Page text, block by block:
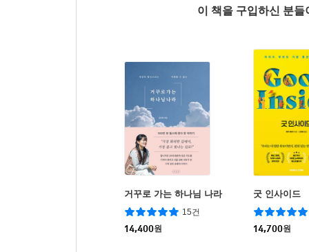
이 책을 구입하신 분
거꾸로 가는 하나님 나라
15건
14,400원
굿 인사이드
14,700원